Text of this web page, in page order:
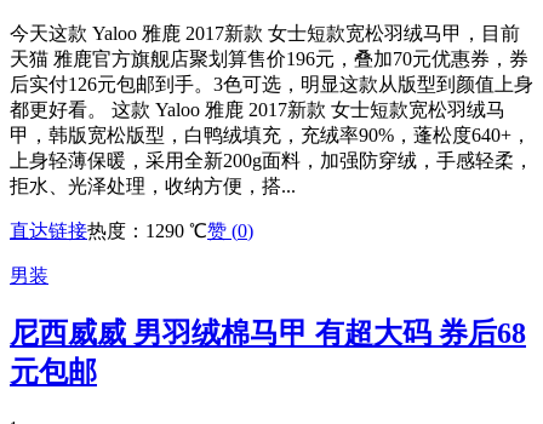
今天这款 Yaloo 雅鹿 2017新款 女士短款宽松羽绒马甲，目前
天猫 雅鹿官方旗舰店聚划算售价196元，叠加70元优惠券，券
后实付126元包邮到手。3色可选，明显这款从版型到颜值上身
都更好看。 这款 Yaloo 雅鹿 2017新款 女士短款宽松羽绒马
甲，韩版宽松版型，白鸭绒填充，充绒率90%，蓬松度640+，
上身轻薄保暖，采用全新200g面料，加强防穿绒，手感轻柔，
拒水、光泽处理，收纳方便，搭...
直达链接热度：1290 ℃赞 (0)
男装
尼西威威 男羽绒棉马甲 有超大码 券后68
元包邮